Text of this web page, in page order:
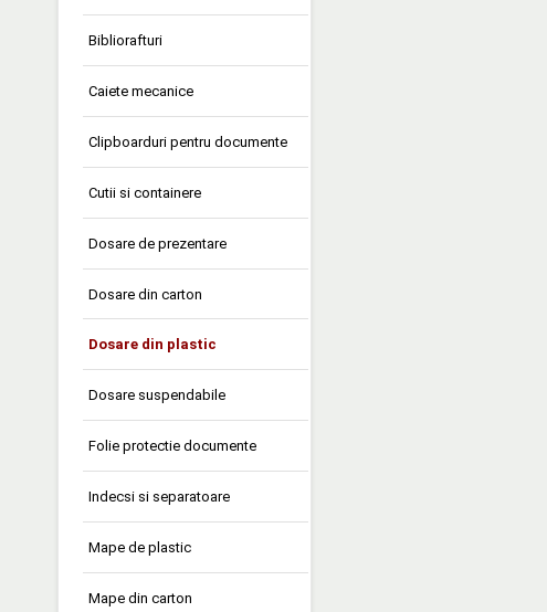
Bibliorafturi
Caiete mecanice
Clipboarduri pentru documente
Cutii si containere
Dosare de prezentare
Dosare din carton
Dosare din plastic
Dosare suspendabile
Folie protectie documente
Indecsi si separatoare
Mape de plastic
Mape din carton